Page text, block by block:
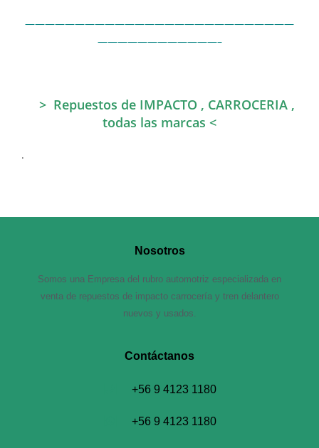
———————————————————————————
————————————–
> Repuestos de IMPACTO , CARROCERIA ,
todas las marcas <
.
Nosotros
Somos una Empresa del rubro automotriz especializada en
venta de repuestos de impacto carrocería y tren delantero
nuevos y usados.
Contáctanos​
+56 9 4123 1180
+56 9 4123 1180